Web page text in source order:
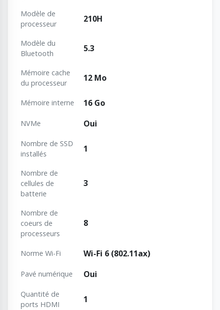
Modèle de
processeur
210H
Modèle du
Bluetooth
5.3
Mémoire cache
du processeur
12 Mo
Mémoire interne 16 Go
NVMe Oui
Nombre de SSD
installés
1
Nombre de
cellules de
batterie
3
Nombre de
coeurs de
processeurs
8
Norme Wi-Fi Wi-Fi 6 (802.11ax)
Pavé numérique Oui
Quantité de
ports HDMI
1